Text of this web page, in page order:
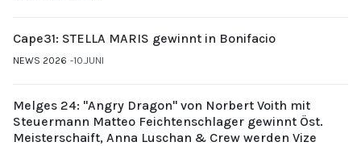
Cape31: STELLA MARIS gewinnt in Bonifacio
NEWS 2026 10.JUNI
Melges 24: "Angry Dragon" von Norbert Voith mit
Steuermann Matteo Feichtenschlager gewinnt Öst.
Meisterschaift, Anna Luschan & Crew werden Vize